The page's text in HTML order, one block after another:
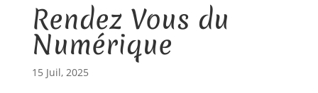
Rendez Vous du
Numérique
15 Juil, 2025